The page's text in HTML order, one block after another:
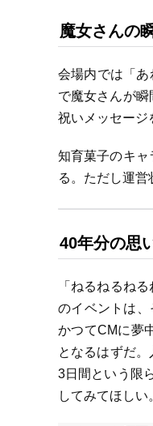
魔女さんの
会場内では「
で魔女さんが
祝いメッセージ
知育菓子のキ
る。ただし運営
40年分の思
「ねるねるね
のイベントは、
かつてCMに夢
となるはずだ
3日間という限
してみてほしい